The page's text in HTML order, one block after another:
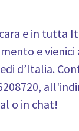
e in tutta
e
d’Italia.
o in chat!